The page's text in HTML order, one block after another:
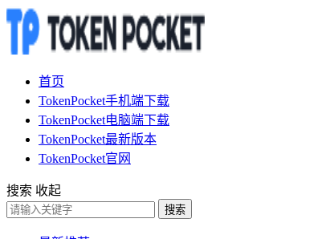
首页
TokenPocket手机端下载
TokenPocket电脑端下载
TokenPocket最新版本
TokenPocket官网
搜索 收起
搜索